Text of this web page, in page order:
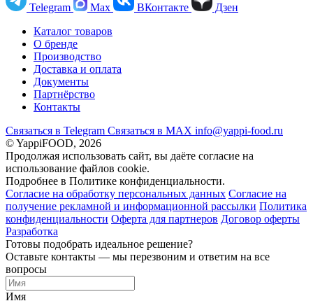
Telegram
Max ВКонтакте
Дзен
Каталог товаров
О бренде
Производство
Доставка и оплата
Документы
Партнёрство
Контакты
Связаться в Telegram Связаться в МАХ info@yappi-food.ru
© YappiFOOD, 2026
Продолжая использовать сайт, вы даёте согласие на
использование файлов cookie.
Подробнее в Политике конфиденциальности.
Согласие на обработку персональных данных Согласие на
получение рекламной и информационной рассылки Политика
конфиденциальности Оферта для партнеров Договор оферты
Разработка
Готовы подобрать идеальное решение?
Оставьте контакты — мы перезвоним и ответим на все
вопросы
Имя